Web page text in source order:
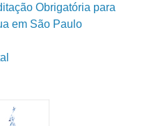
Obrigatória para
em São Paulo